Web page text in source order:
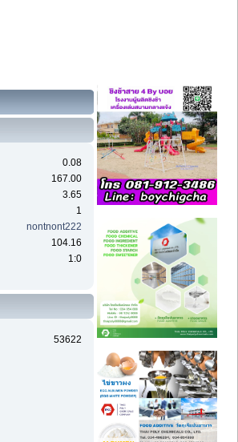
0.08
167.00
3.65
1
nontnont222
104.16
1:0
53622